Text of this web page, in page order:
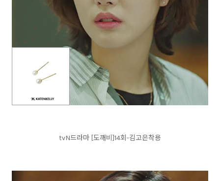
tvN드라마 [도깨비]14회-김고은착용